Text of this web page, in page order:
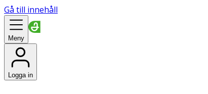
Gå till innehåll
Meny
Logga in